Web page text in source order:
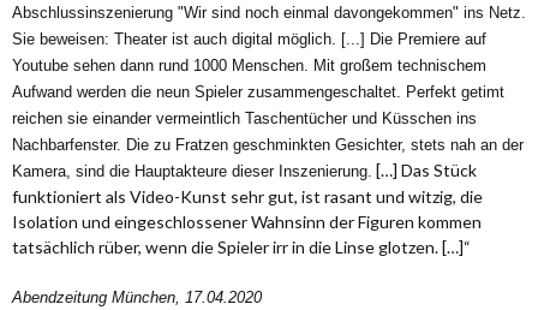
Abschlussinszenierung "Wir sind noch einmal davongekommen" ins Netz.
Sie beweisen: Theater ist auch digital möglich. [...] Die Premiere auf
Youtube sehen dann rund 1000 Menschen. Mit großem technischem
Aufwand werden die neun Spieler zusammengeschaltet. Perfekt getimt
reichen sie einander vermeintlich Taschentücher und Küsschen ins
Nachbarfenster. Die zu Fratzen geschminkten Gesichter, stets nah an der
Kamera, sind die Hauptakteure dieser Inszenierung. […] Das Stück
funktioniert als Video-Kunst sehr gut, ist rasant und witzig, die
Isolation und eingeschlossener Wahnsinn der Figuren kommen
tatsächlich rüber, wenn die Spieler irr in die Linse glotzen. […]“
Abendzeitung München, 17.04.2020